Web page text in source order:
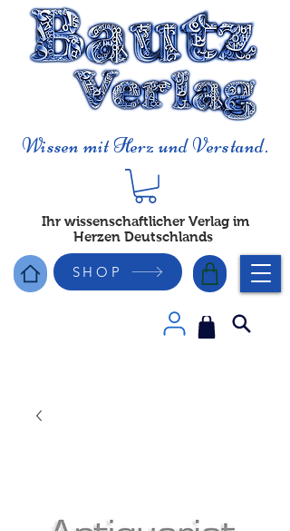
Wissen mit Herz und Verstand.
Ihr wissenschaftlicher Verlag im
Herzen Deutschlands
SHOP